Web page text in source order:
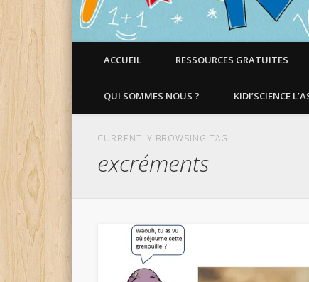
ACCUEIL RESSOURCES GRATUITES
QUI SOMMES NOUS ? KIDI’SCIENCE
CURRENTLY BROWSING TAG
excréments